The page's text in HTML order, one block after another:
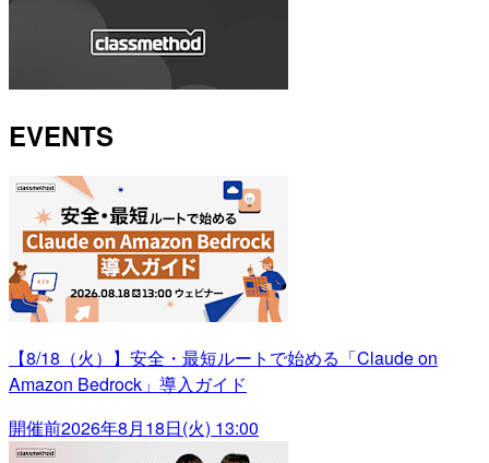
EVENTS
【8/18（火）】安全・最短ルートで始める「Claude on
Amazon Bedrock」導入ガイド
開催前2026年8月18日(火) 13:00